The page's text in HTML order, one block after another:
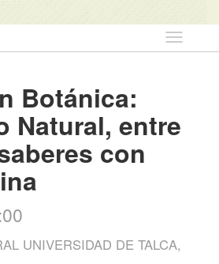
Idioma
Botánica:
Natural, entre
con
UNIVERSIDAD DE TALCA,